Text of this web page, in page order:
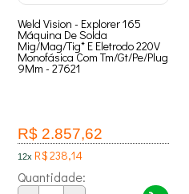
Weld Vision - Explorer 165
Máquina De Solda
Mig/Mag/Tig* E Eletrodo 220V
Monofásica Com Tm/Gt/Pe/Plug
9Mm - 27621
R$ 2.857,62
12x R$ 238,14
Quantidade: